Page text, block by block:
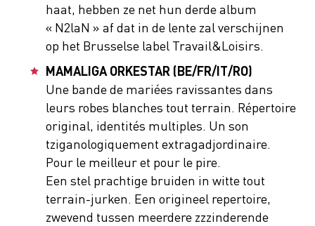
haat, hebben ze net hun derde album
« N2laN » af dat in de lente zal verschijnen
op het Brusselse label Travail&Loisirs.
MAMALIGA ORKESTAR (BE/FR/IT/RO)
Une bande de mariées ravissantes dans
leurs robes blanches tout terrain. Répertoire
original, identités multiples. Un son
tziganologiquement extragadjordinaire.
Pour le meilleur et pour le pire.
Een stel prachtige bruiden in witte tout
terrain-jurken. Een origineel repertoire,
zwevend tussen meerdere zzzinderende